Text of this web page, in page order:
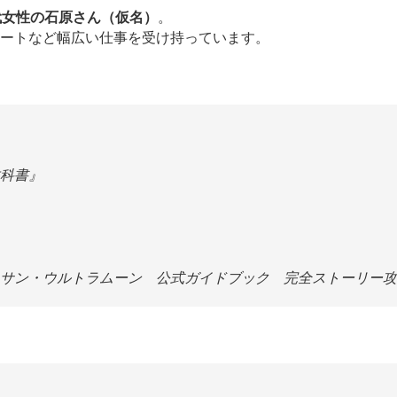
性の石原さん（仮名） 。
トなど幅広い仕事を受け持っています。
書』
ン・ウルトラムーン 公式ガイドブック 完全ストーリー